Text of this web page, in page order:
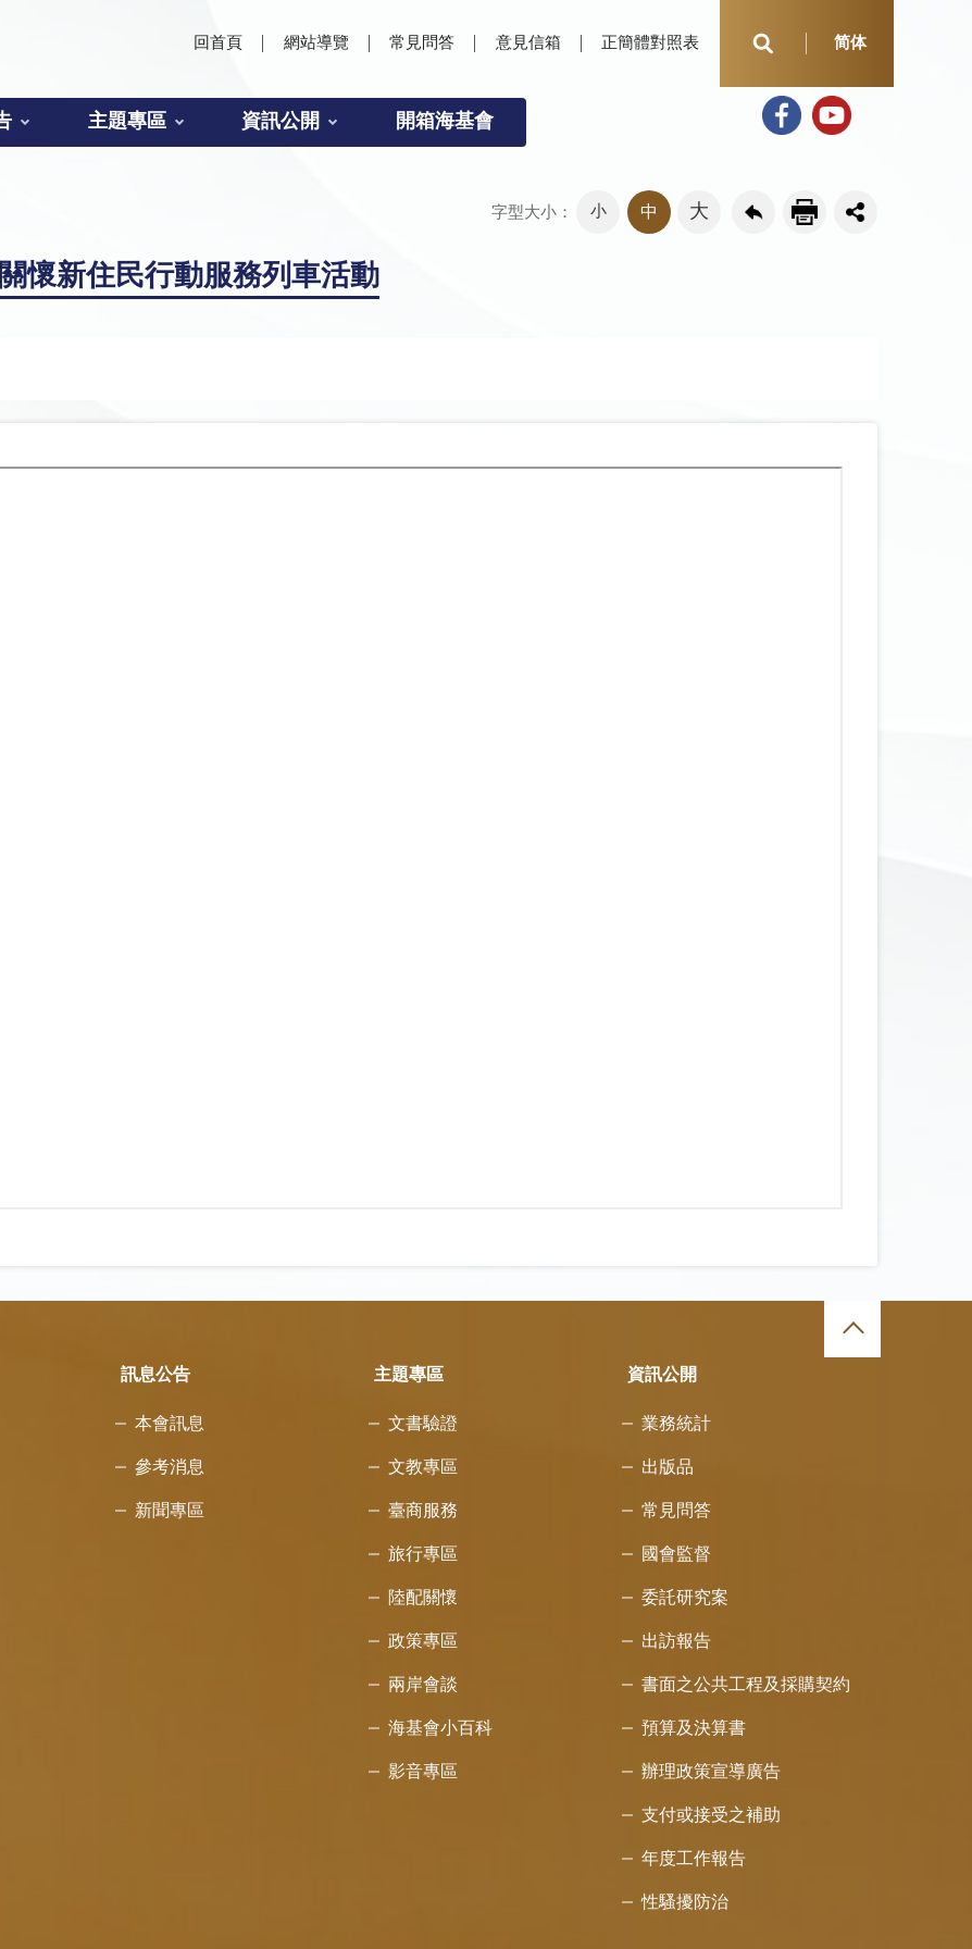
回首頁 網站導覽 常見問答 意見信箱 正簡體對照表 简体
主題專區 資訊公開 開箱海基會
字型大小： 小 中 大
懷新住民行動服務列車活動
訊息公告
本會訊息
參考消息
新聞專區
主題專區
文書驗證
文教專區
臺商服務
旅行專區
陸配關懷
政策專區
兩岸會談
海基會小百科
影音專區
資訊公開
業務統計
出版品
常見問答
國會監督
委託研究案
出訪報告
書面之公共工程及採購契約
預算及決算書
辦理政策宣導廣告
支付或接受之補助
年度工作報告
性騷擾防治